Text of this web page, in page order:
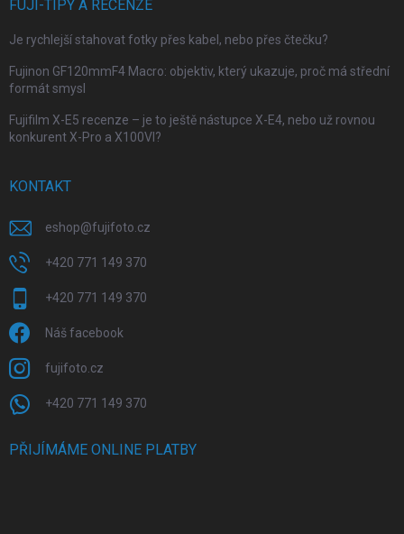
FUJI-TIPY A RECENZE
Je rychlejší stahovat fotky přes kabel, nebo přes čtečku?
Fujinon GF120mmF4 Macro: objektiv, který ukazuje, proč má střední
formát smysl
Fujifilm X-E5 recenze – je to ještě nástupce X-E4, nebo už rovnou
konkurent X-Pro a X100VI?
KONTAKT
eshop@fujifoto.cz
+420 771 149 370
+420 771 149 370
Náš facebook
fujifoto.cz
+420 771 149 370
PŘIJÍMÁME ONLINE PLATBY